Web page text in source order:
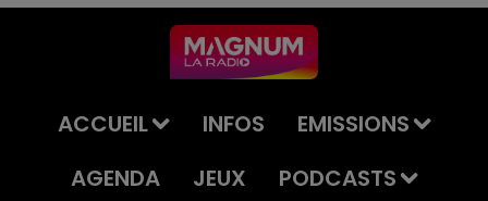
ACCUEIL INFOS
EMISSIONS
AGENDA
JEUX PODCASTS